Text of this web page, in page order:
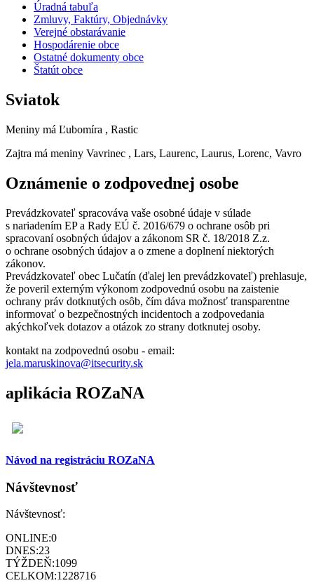
Úradná tabuľa
Zmluvy, Faktúry, Objednávky
Verejné obstarávanie
Hospodárenie obce
Ostatné dokumenty obce
Štatút obce
Sviatok
Meniny má Ľubomíra , Rastic
Zajtra má meniny Vavrinec , Lars, Laurenc, Laurus, Lorenc, Vavro
Oznámenie o zodpovednej osobe
Prevádzkovateľ spracováva vaše osobné údaje v súlade
s nariadením EP a Rady EÚ č. 2016/679 o ochrane osôb pri
spracovaní osobných údajov a zákonom SR č. 18/2018 Z.z.
o ochrane osobných údajov a o zmene a doplnení niektorých
zákonov.
Prevádzkovateľ obec Lučatín (ďalej len prevádzkovateľ) prehlasuje,
že poveril externým výkonom zodpovednú osobu na zaistenie
ochrany práv dotknutých osôb, čím dáva možnosť transparentne
informovať o bezpečnostných incidentoch a zodpovedania
akýchkoľvek dotazov a otázok zo strany dotknutej osoby.
kontakt na zodpovednú osobu - email:
jela.maruskinova@itsecurity.sk
aplikácia ROZaNA
Návod na registráciu ROZaNA
Návštevnosť
Návštevnosť:
ONLINE:0
DNES:23
TÝŽDEŇ:1099
CELKOM:1228716